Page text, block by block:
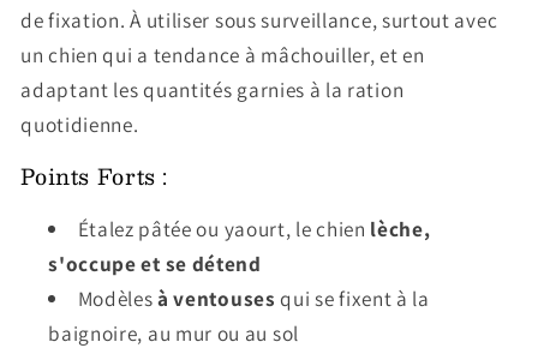
de fixation. À utiliser sous surveillance, surtout avec
un chien qui a tendance à mâchouiller, et en
adaptant les quantités garnies à la ration
quotidienne.
Points Forts :
Étalez pâtée ou yaourt, le chien lèche,
s'occupe et se détend
Modèlesà ventouses qui se fixent à la
baignoire, au mur ou au sol